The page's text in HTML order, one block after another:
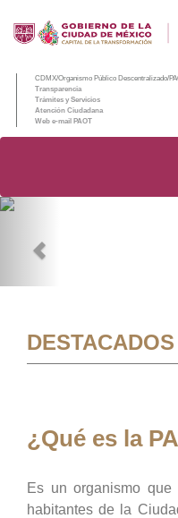
CDMX/Organismo Público Descentralizado/
Transparencia
Trámites y Servicios
Atención Ciudadana
Web e-mail PAOT
DESTACADOS
¿Qué es la
Es un organismo
habitantes de la